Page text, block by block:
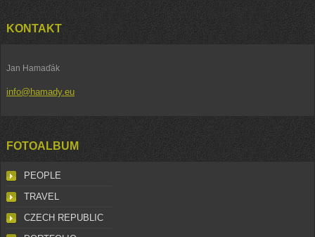
KONTAKT
Jan Hamaďák
info@hamady.eu
FOTOALBUM
PEOPLE
TRAVEL
CZECH REPUBLIC